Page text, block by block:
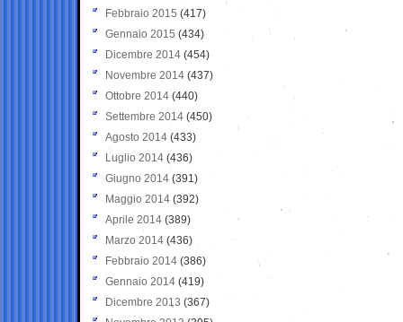
Febbraio 2015 (417)
Gennaio 2015 (434)
Dicembre 2014 (454)
Novembre 2014 (437)
Ottobre 2014 (440)
Settembre 2014 (450)
Agosto 2014 (433)
Luglio 2014 (436)
Giugno 2014 (391)
Maggio 2014 (392)
Aprile 2014 (389)
Marzo 2014 (436)
Febbraio 2014 (386)
Gennaio 2014 (419)
Dicembre 2013 (367)